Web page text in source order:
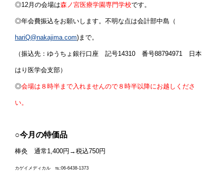
◎12月の会場は森ノ宮医療学園専門学校です。
◎年会費振込をお願いします。不明な点は会計部中島（
hariQ@nakajima.com)まで。
（振込先：ゆうちょ銀行口座 記号14310 番号88794971 日本
はり医学会支部）
◎会場は８時半まで入れませんので８時半以降にお越しくださ
い。
○今月の特価品
棒灸 通常1,400円→税込750円
カゲイメディカル ℡:06-6438-1373